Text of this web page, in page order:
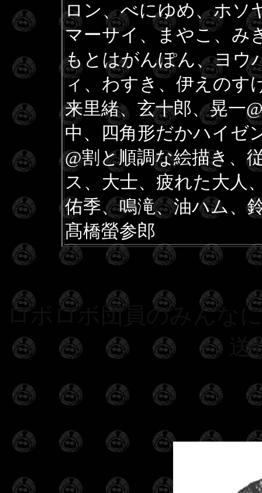
ロン、べにゆめ、ホソ
マーサイ、まやこ、み
もとはがんぽん、ヨウ
ィ、わすき、伊えのす
来里緒、玄十郎、晃一
中、四角形だかハイゼ
@割と順調な絵描き、
ス、大士、疲れた大人
佑季、鳴滝、油ハム、
髙橋螢参郎
ロボロボ団員のみんな